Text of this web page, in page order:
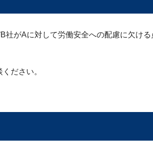
がAに対して労働安全への配慮に欠ける
ださい。